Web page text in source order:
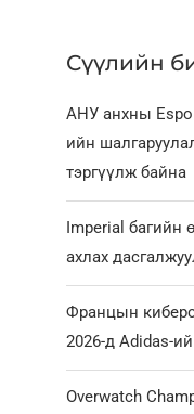
Сүүлийн
АНУ анхны
ийн
тэргүүлж байна
Imperial багийн
ахлах
Францын
2026-д Adidas-
Overwatch